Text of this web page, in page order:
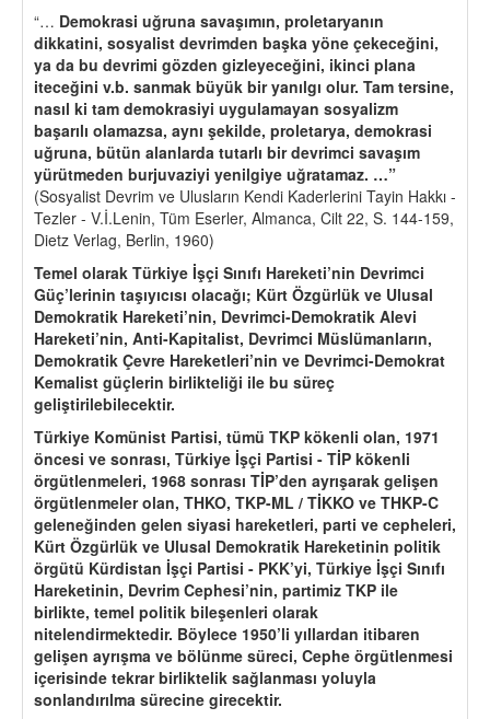
“… Demokrasi uğruna savaşımın, proletaryanın
dikkatini, sosyalist devrimden başka yöne çekeceğini,
ya da bu devrimi gözden gizleyeceğini, ikinci plana
iteceğini v.b. sanmak büyük bir yanılgı olur. Tam tersine,
nasıl ki tam demokrasiyi uygulamayan sosyalizm
başarılı olamazsa, aynı şekilde, proletarya, demokrasi
uğruna, bütün alanlarda tutarlı bir devrimci savaşım
yürütmeden burjuvaziyi yenilgiye uğratamaz. …”
(Sosyalist Devrim ve Ulusların Kendi Kaderlerini Tayin Hakkı -
Tezler - V.İ.Lenin, Tüm Eserler, Almanca, Cilt 22, S. 144-159,
Dietz Verlag, Berlin, 1960)
Temel olarak Türkiye İşçi Sınıfı Hareketi’nin Devrimci
Güç’lerinin taşıyıcısı olacağı; Kürt Özgürlük ve Ulusal
Demokratik Hareketi’nin, Devrimci-Demokratik Alevi
Hareketi’nin, Anti-Kapitalist, Devrimci Müslümanların,
Demokratik Çevre Hareketleri’nin ve Devrimci-Demokrat
Kemalist güçlerin birlikteliği ile bu süreç
geliştirilebilecektir.
Türkiye Komünist Partisi, tümü TKP kökenli olan, 1971
öncesi ve sonrası, Türkiye İşçi Partisi - TİP kökenli
örgütlenmeleri, 1968 sonrası TİP’den ayrışarak gelişen
örgütlenmeler olan, THKO, TKP-ML / TİKKO ve THKP-C
geleneğinden gelen siyasi hareketleri, parti ve cepheleri,
Kürt Özgürlük ve Ulusal Demokratik Hareketinin politik
örgütü Kürdistan İşçi Partisi - PKK’yi, Türkiye İşçi Sınıfı
Hareketinin, Devrim Cephesi’nin, partimiz TKP ile
birlikte, temel politik bileşenleri olarak
nitelendirmektedir. Böylece 1950’li yıllardan itibaren
gelişen ayrışma ve bölünme süreci, Cephe örgütlenmesi
içerisinde tekrar birliktelik sağlanması yoluyla
sonlandırılma sürecine girecektir.